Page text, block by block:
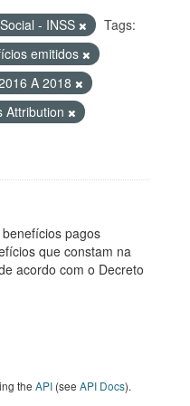
- INSS
Tags:
emitidos
A 2018
Attribution
pagos
que constam na
acordo com o Decreto
the API (see API Docs).